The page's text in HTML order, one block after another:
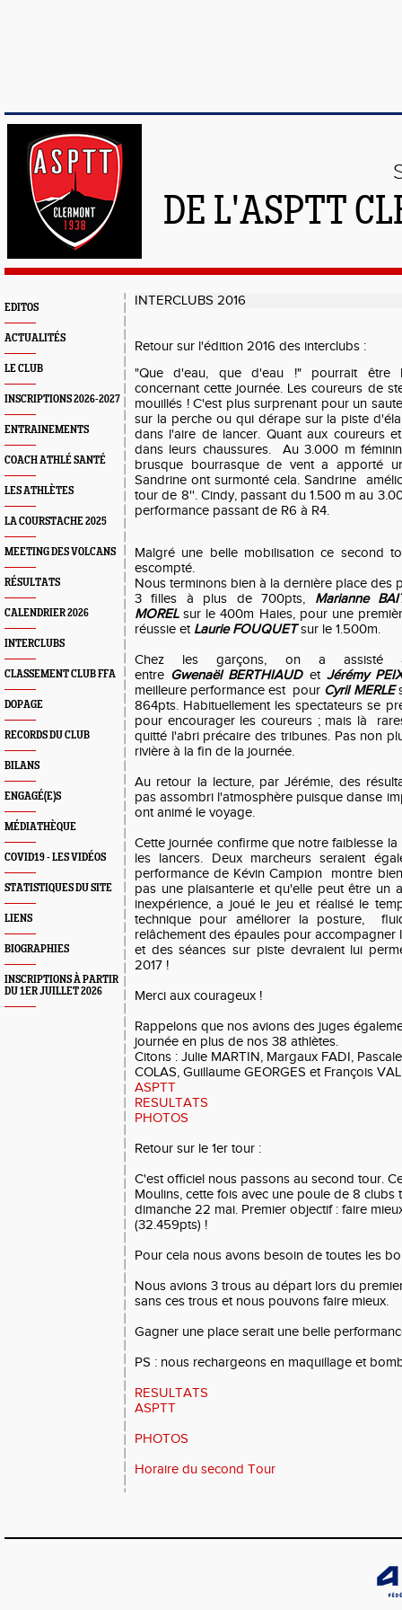
DE L'ASPTT
EDITOS
ACTUALITÉS
LE CLUB
INSCRIPTIONS 2026-2027
ENTRAINEMENTS
COACH ATHLÉ SANTÉ
LES ATHLÈTES
LA COURSTACHE 2025
MEETING DES VOLCANS
RÉSULTATS
CALENDRIER 2026
INTERCLUBS
CLASSEMENT CLUB FFA
DOPAGE
RECORDS DU CLUB
BILANS
ENGAGÉ(E)S
MÉDIATHÈQUE
COVID19 - LES VIDÉOS
STATISTIQUES DU SITE
LIENS
BIOGRAPHIES
INSCRIPTIONS À PARTIR
DU 1ER JUILLET 2026
INTERCLUBS 2016
Retour sur l'édition 2016 des interclubs :
"Que d'eau, que d'eau !" pourrait être
concernant cette journée. Les coureurs de
mouillés ! C'est plus surprenant pour un
sur la perche ou qui dérape sur la piste
dans l'aire de lancer. Quant aux coureurs
dans leurs chaussures. Au 3.000 m
brusque bourrasque de vent a apporté
Sandrine ont surmonté cela. Sandrine
tour de 8''. Cindy, passant du 1.500 m au
performance passant de R6 à R4.
Malgré une belle mobilisation ce second
escompté.
Nous terminons bien à la dernière place des
3 filles à plus de 700pts, Marianne
MORELsur le 400m Haies, pour une
réussie et Laurie FOUQUETsur le 1.500m.
Chez les garçons, on a assisté
entre Gwenaël BERTHIAUDet Jérémy
meilleure performance est pour Cyril MERLE
864pts. Habituellement les spectateurs se
pour encourager les coureurs ; mais là
quitté l'abri précaire des tribunes. Pas non
rivière à la fin de la journée.
Au retour la lecture, par Jérémie, des
pas assombri l'atmosphère puisque danse
ont animé le voyage.
Cette journée confirme que notre faiblesse
les lancers. Deux marcheurs seraient
performance de Kévin Campion montre
pas une plaisanterie et qu'elle peut être un
inexpérience, a joué le jeu et réalisé le
technique pour améliorer la posture,
relâchement des épaules pour accompagner
et des séances sur piste devraient lui
2017 !
Merci aux courageux !
Rappelons que nos avions des juges
journée en plus de nos 38 athlètes.
Citons : Julie MARTIN, Margaux FADI,
COLAS, Guillaume GEORGES et François
ASPTT
RESULTATS
PHOTOS
Retour sur le 1er tour :
C'est officiel nous passons au second tour.
Moulins, cette fois avec une poule de 8 clubs
dimanche 22 mai. Premier objectif : faire
(32.459pts) !
Pour cela nous avons besoin de toutes les
Nous avions 3 trous au départ lors du
sans ces trous et nous pouvons faire mieux.
Gagner une place serait une belle
PS : nous rechargeons en maquillage et
RESULTATS
ASPTT
PHOTOS
Horaire du second Tour